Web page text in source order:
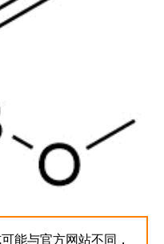
能与官方网站不同，